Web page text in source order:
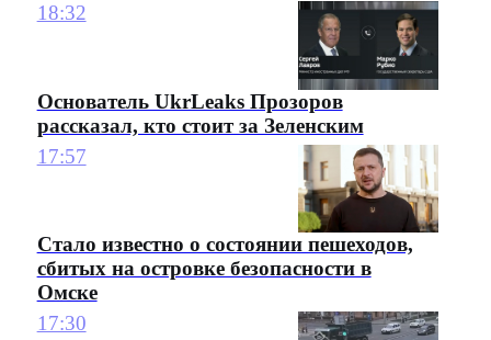
18:32
Основатель UkrLeaks Прозоров
рассказал, кто стоит за Зеленским
17:57
Стало известно о состоянии пешеходов,
сбитых на островке безопасности в
Омске
17:30